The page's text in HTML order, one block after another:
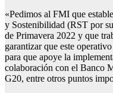
«Pedimos al FMI que
y Sostenibilidad (RST por
de Primavera 2022 y que
garantizar que este
para que apoye la
colaboración con el Banco
G20, entre otros puntos